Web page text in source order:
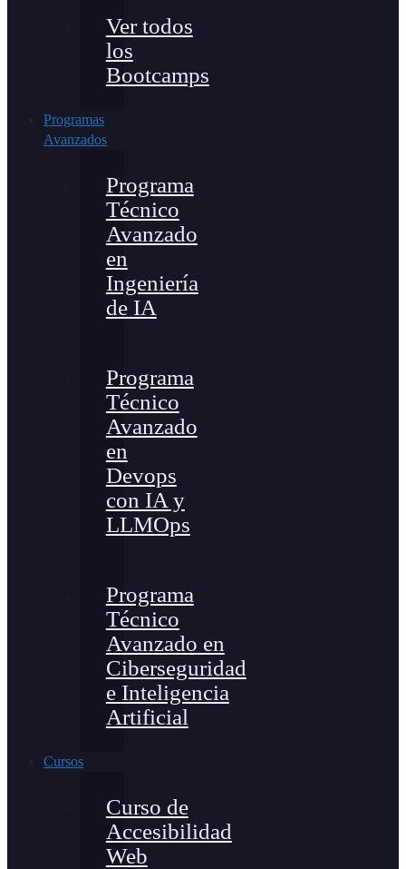
Ver todos
los
Bootcamps
Programas
Avanzados
Programa
Técnico
Avanzado
en
Ingeniería
de IA
Programa
Técnico
Avanzado
en
Devops
con IA y
LLMOps
Programa
Técnico
Avanzado en
Ciberseguridad
e Inteligencia
Artificial
Cursos
Curso de
Accesibilidad
Web